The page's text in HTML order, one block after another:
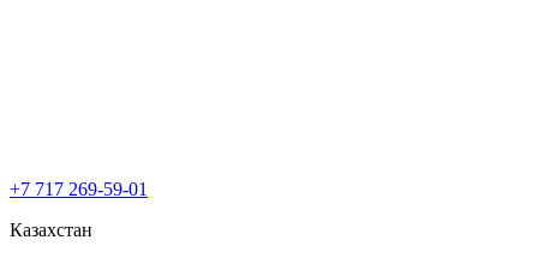
+7 717 269-59-01
Казахстан